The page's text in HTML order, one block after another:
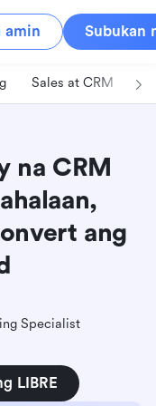
amin Subukan
Sales at CRM
na CRM
ang
Specialist
LIBRE